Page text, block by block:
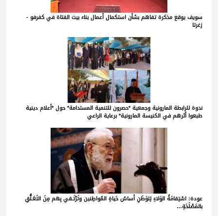
سويف يوقع مذكرة تفاهم بشأن استكمال أعمال بناء بيت الفتاة في كفرفو -
زغرتا
ندوة للرابطة المارونية وجمعية *حصرون للتنمية المستدامة* حول *أعلام دينية
طبعوا أثرهم في الكنيسة المارونية* برعاية الراعي
عودة: اسْتِقامَةُ الوَلاءِ لِلوَطَنِ أساسُ حَياةِ المُواطِنين وتَرْتَـقي بِهم مِنَ التَعَـلُّقِ
بالمَصْلَحَةِ…